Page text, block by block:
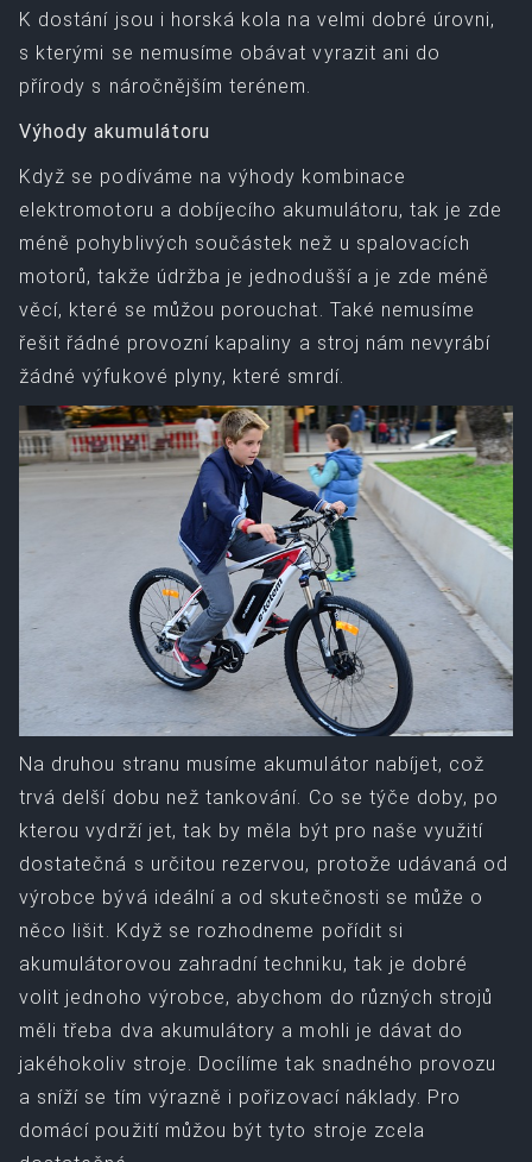
K dostání jsou i horská kola na velmi dobré úrovni,
s kterými se nemusíme obávat vyrazit ani do
přírody s náročnějším terénem.
Výhody akumulátoru
Když se podíváme na výhody kombinace
elektromotoru a dobíjecího akumulátoru, tak je zde
méně pohyblivých součástek než u spalovacích
motorů, takže údržba je jednodušší a je zde méně
věcí, které se můžou porouchat. Také nemusíme
řešit řádné provozní kapaliny a stroj nám nevyrábí
žádné výfukové plyny, které smrdí.
Na druhou stranu musíme akumulátor nabíjet, což
trvá delší dobu než tankování. Co se týče doby, po
kterou vydrží jet, tak by měla být pro naše využití
dostatečná s určitou rezervou, protože udávaná od
výrobce bývá ideální a od skutečnosti se může o
něco lišit. Když se rozhodneme pořídit si
akumulátorovou zahradní techniku, tak je dobré
volit jednoho výrobce, abychom do různých strojů
měli třeba dva akumulátory a mohli je dávat do
jakéhokoliv stroje. Docílíme tak snadného provozu
a sníží se tím výrazně i pořizovací náklady. Pro
domácí použití můžou být tyto stroje zcela